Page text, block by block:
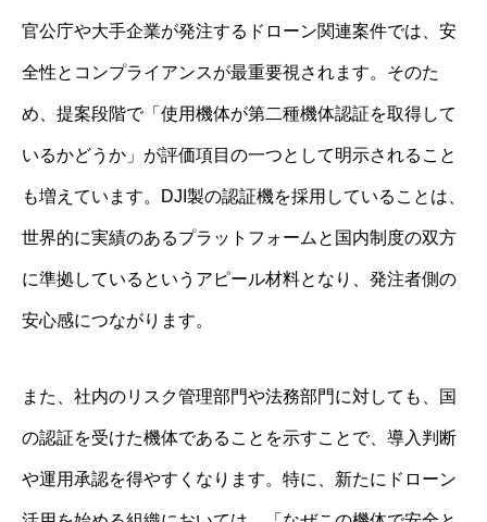
官公庁や大手企業が発注するドローン関連案件では、安
全性とコンプライアンスが最重要視されます。そのた
め、提案段階で「使用機体が第二種機体認証を取得して
いるかどうか」が評価項目の一つとして明示されること
も増えています。DJI製の認証機を採用していることは、
世界的に実績のあるプラットフォームと国内制度の双方
に準拠しているというアピール材料となり、発注者側の
安心感につながります。
また、社内のリスク管理部門や法務部門に対しても、国
の認証を受けた機体であることを示すことで、導入判断
や運用承認を得やすくなります。特に、新たにドローン